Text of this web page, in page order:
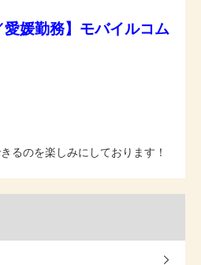
愛媛勤務】モバイルコム
るのを楽しみにしております！